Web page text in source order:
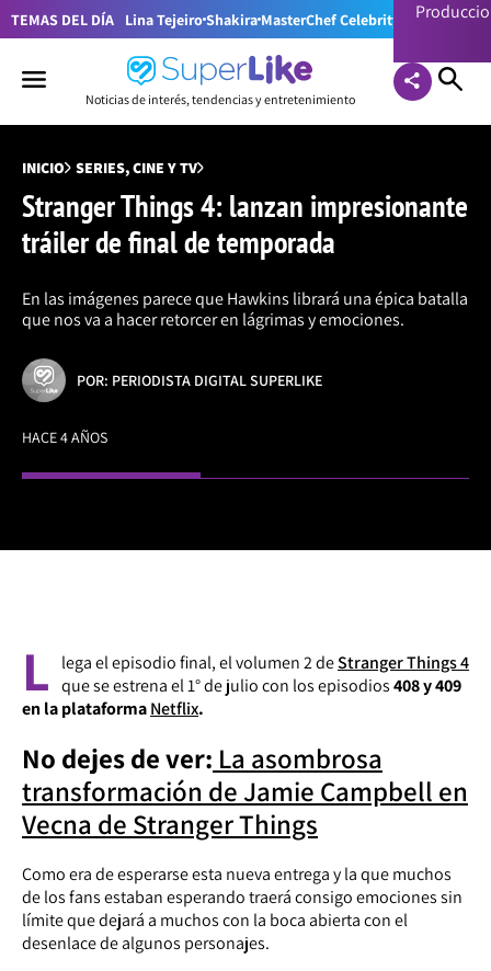
TEMAS DEL DÍA Lina TejeiroShakira MasterChef Celebrity Colombia
Noticias de interés, tendencias y entretenimiento
INICIO SERIES, CINE Y TV
Stranger Things 4: lanzan impresionante
tráiler de final de temporada
En las imágenes parece que Hawkins librará una épica batalla
que nos va a hacer retorcer en lágrimas y emociones.
POR: PERIODISTA DIGITAL SUPERLIKE
HACE 4 AÑOS
L lega el episodio final, el volumen 2 deStranger Things 4
que se estrena el 1° de julio con los episodios408 y 409
en la plataformaNetflix.
No dejes de ver: La asombrosa
transformación de Jamie Campbell en
Vecna de Stranger Things
Como era de esperarse esta nueva entrega y la que muchos
de los fans estaban esperando traerá consigo emociones sin
límite que dejará a muchos con la boca abierta con el
desenlace de algunos personajes.